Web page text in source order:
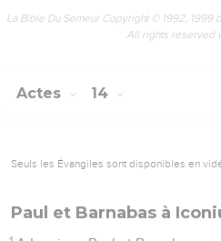
La Bible Du Semeur Copyright © 1992, 1999
All rights reserved
Actes 14
Seuls les Évangiles sont disponibles en
Paul et Barnabas à